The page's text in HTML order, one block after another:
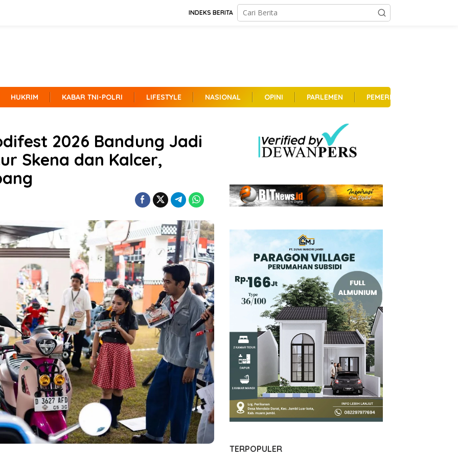
INDEKS BERITA
HUKRIM KABAR TNI-POLRI LIFESTYLE NASIONAL OPINI PARLEMEN PEMERINTAHAN
2026 Bandung Jadi
Skena dan Kalcer,
TERPOPULER